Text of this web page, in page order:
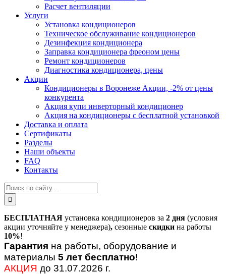
Расчет вентиляции
Услуги
Установка кондиционеров
Техническое обслуживание кондиционеров
Дезинфекция кондиционера
Заправка кондиционера фреоном цены
Ремонт кондиционеров
Диагностика кондиционера, цены
Акции
Кондиционеры в Воронеже Акции, -2% от цены
конкурента
Акция купи инверторный кондиционер
Акция на кондиционеры с бесплатной установкой
Доставка и оплата
Сертификаты
Разделы
Наши объекты
FAQ
Контакты
БЕСПЛАТНАЯ установка кондиционеров за 2 дня (условия
акции уточняйте у менеджера), сезонные скидки на работы
10%!
Гарантия на работы, оборудование и
материалы 5 лет бесплатно!
АКЦИЯ до 31.07.2026 г.